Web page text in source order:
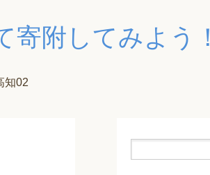
附してみよう！
知02